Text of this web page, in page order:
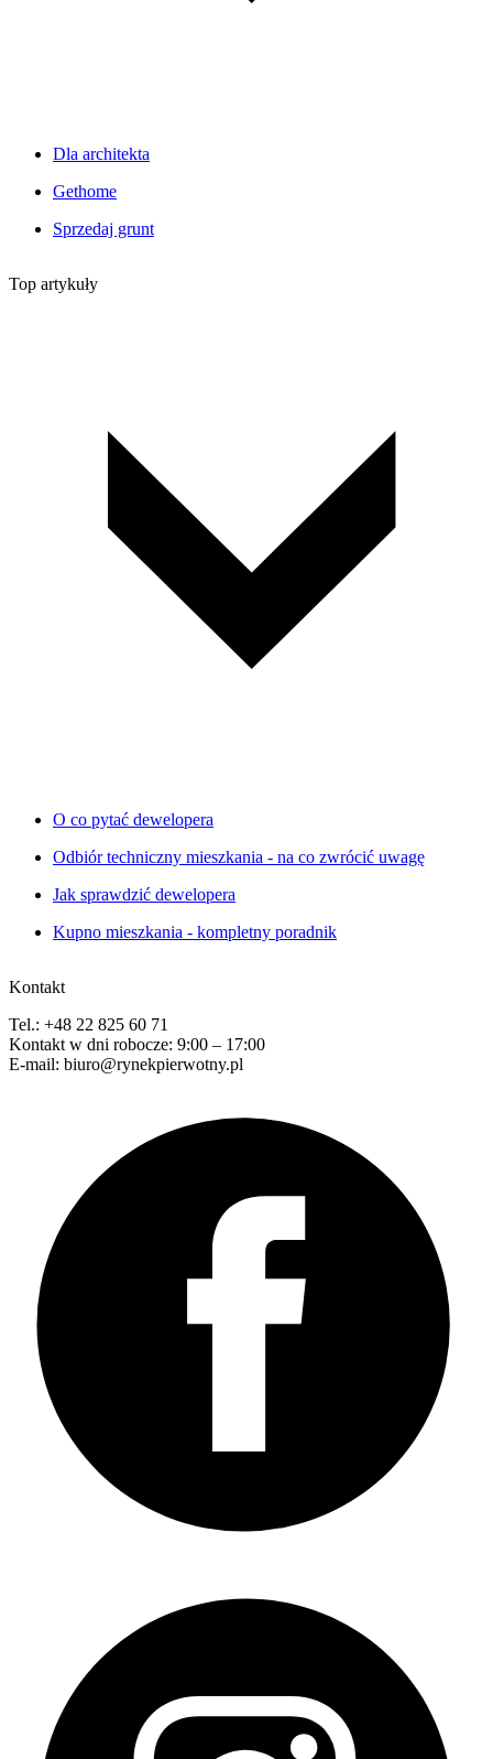
Dla architekta
Gethome
Sprzedaj grunt
Top artykuły
O co pytać dewelopera
Odbiór techniczny mieszkania - na co zwrócić uwagę
Jak sprawdzić dewelopera
Kupno mieszkania - kompletny poradnik
Kontakt
Tel.: +48 22 825 60 71
Kontakt w dni robocze: 9:00 – 17:00
E-mail: biuro@rynekpierwotny.pl